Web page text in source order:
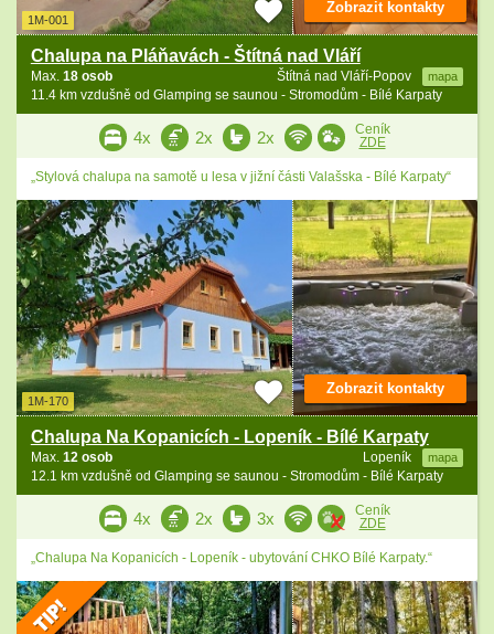
1M-001
Chalupa na Pláňavách - Štítná nad Vláří
Štítná nad Vláří-Popov mapa
Max. 18 osob
11.4 km vzdušně od Glamping se saunou - Stromodům - Bílé Karpaty
Zobrazit kontakty
4x 2x 2x
Ceník
ZDE
„Stylová chalupa na samotě u lesa v jižní části Valašska - Bílé Karpaty“
1M-170
Chalupa Na Kopanicích - Lopeník - Bílé Karpaty
Lopeník mapa
Max. 12 osob
12.1 km vzdušně od Glamping se saunou - Stromodům - Bílé Karpaty
Zobrazit kontakty
4x 2x 3x
Ceník
ZDE
„Chalupa Na Kopanicích - Lopeník - ubytování CHKO Bílé Karpaty.“